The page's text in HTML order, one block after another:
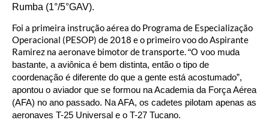
Rumba (1°/5°GAV).
Foi a primeira instrução aérea do Programa de Especialização
Operacional (PESOP) de 2018 e o primeiro voo do Aspirante
Ramirez na aeronave bimotor de transporte.“O voo muda
bastante, a aviônica é bem distinta, então o tipo de
coordenação é diferente do que a gente está acostumado”,
apontou o aviador que se formou na Academia da Força Aérea
(AFA) no ano passado. Na AFA, os cadetes pilotam apenas as
aeronaves T-25 Universal e o T-27 Tucano.